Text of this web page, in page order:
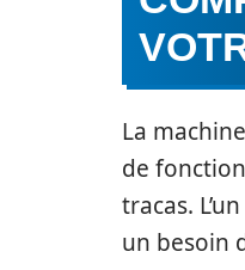
La
de
tracas.
un besoin